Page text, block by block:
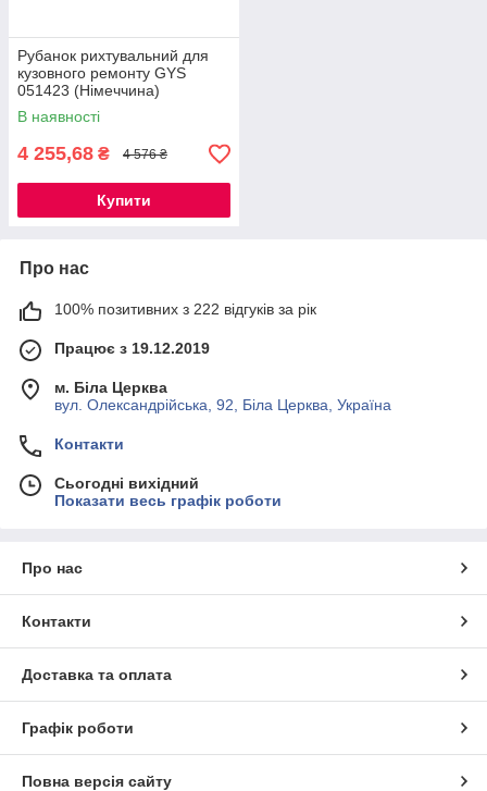
Рубанок рихтувальний для
кузовного ремонту GYS
051423 (Німеччина)
В наявності
4 255,68 ₴ 4 576 ₴
Купити
Про нас
100% позитивних з 222 відгуків за рік
Працює з 19.12.2019
м. Біла Церква
вул. Олександрійська, 92, Біла Церква, Україна
Контакти
Сьогодні вихідний
Показати весь графік роботи
Про нас
Контакти
Доставка та оплата
Графік роботи
Повна версія сайту